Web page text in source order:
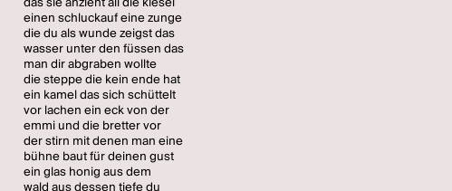
einen schluckauf eine zunge
die du als wunde zeigst das
wasser unter den füssen das
man dir abgraben wollte
die steppe die kein ende hat
ein kamel das sich schüttelt
vor lachen ein eck von der
emmi und die bretter vor
der stirn mit denen man eine
bühne baut für deinen gust
ein glas honig aus dem